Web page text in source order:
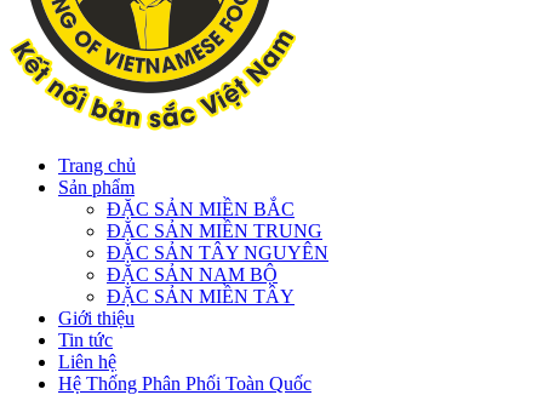
Trang chủ
Sản phẩm
ĐẶC SẢN MIỀN BẮC
ĐẶC SẢN MIỀN TRUNG
ĐẶC SẢN TÂY NGUYÊN
ĐẶC SẢN NAM BỘ
ĐẶC SẢN MIỀN TÂY
Giới thiệu
Tin tức
Liên hệ
Hệ Thống Phân Phối Toàn Quốc